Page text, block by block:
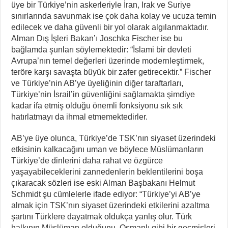
üye bir Türkiye’nin askerleriyle İran, Irak ve Suriye
sınırlarında savunmak ise çok daha kolay ve ucuza temin
edilecek ve daha güvenli bir yol olarak algılanmaktadır.
Alman Dış İşleri Bakan’ı Joschka Fischer ise bu
bağlamda şunları söylemektedir: “İslami bir devleti
Avrupa’nın temel değerleri üzerinde modernleştirmek,
teröre karşı savaşta büyük bir zafer getirecektir.” Fischer
ve Türkiye’nin AB’ye üyeliğinin diğer taraftarları,
Türkiye’nin İsrail’in güvenliğini sağlamakta şimdiye
kadar ifa etmiş olduğu önemli fonksiyonu sık sık
hatırlatmayı da ihmal etmemektedirler.
AB’ye üye olunca, Türkiye’de TSK’nın siyaset üzerindeki
etkisinin kalkacağını uman ve böylece Müslümanların
Türkiye’de dinlerini daha rahat ve özgürce
yaşayabileceklerini zannedenlerin beklentilerini boşa
çıkaracak sözleri ise eski Alman Başbakanı Helmut
Schmidt şu cümlelerle ifade ediyor: “Türkiye’yi AB’ye
almak için TSK’nın siyaset üzerindeki etkilerini azaltma
şartını Türklere dayatmak oldukça yanlış olur. Türk